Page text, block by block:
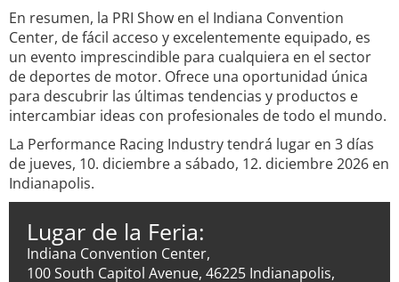
En resumen, la PRI Show en el Indiana Convention
Center, de fácil acceso y excelentemente equipado, es
un evento imprescindible para cualquiera en el sector
de deportes de motor. Ofrece una oportunidad única
para descubrir las últimas tendencias y productos e
intercambiar ideas con profesionales de todo el mundo.
La Performance Racing Industry tendrá lugar en 3 días
de jueves, 10. diciembre a sábado, 12. diciembre 2026 en
Indianapolis.
Lugar de la Feria:
Indiana Convention Center,
100 South Capitol Avenue, 46225 Indianapolis,